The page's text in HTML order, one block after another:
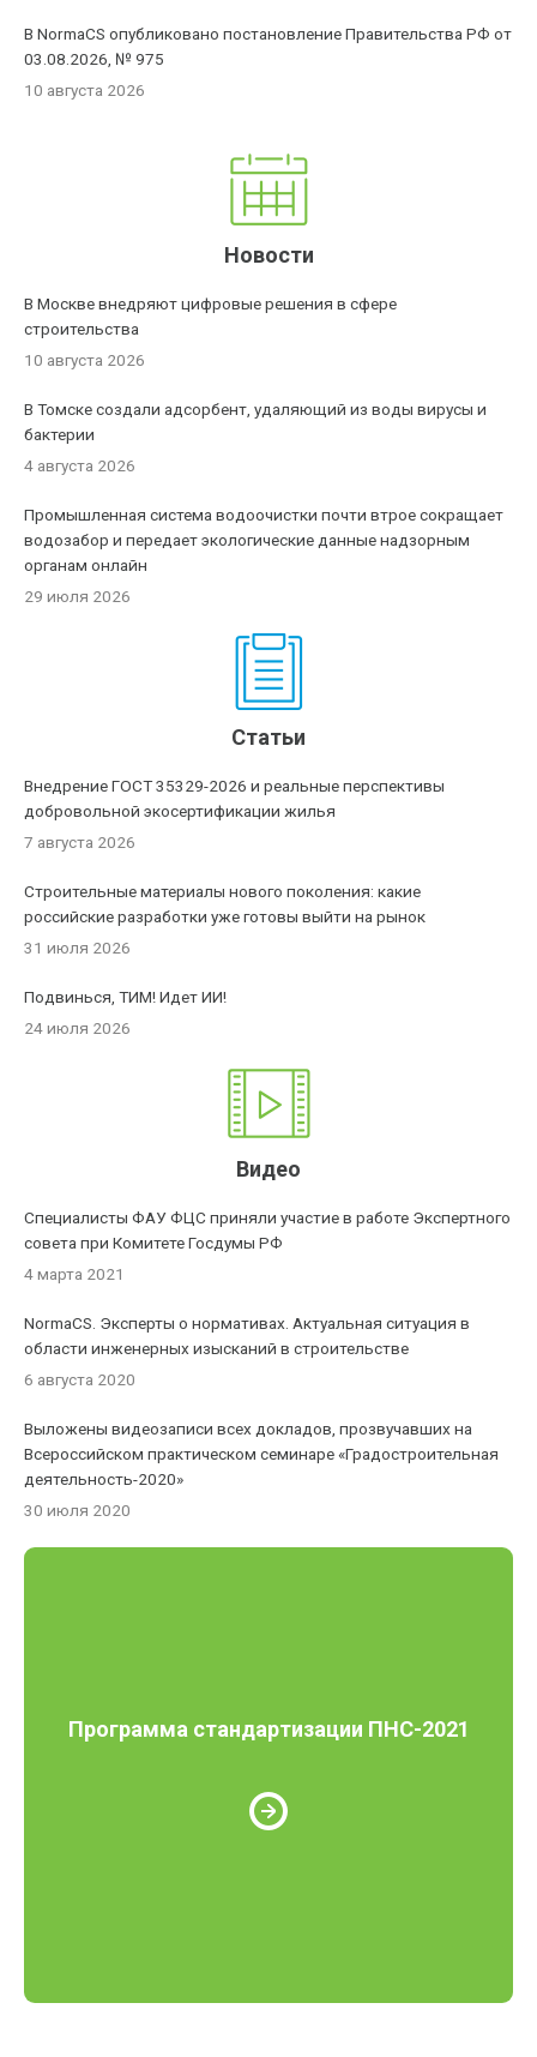
В NormaCS опубликовано постановление Правительства РФ от
03.08.2026, № 975
10 августа 2026
Новости
В Москве внедряют цифровые решения в сфере
строительства
10 августа 2026
В Томске создали адсорбент, удаляющий из воды вирусы и
бактерии
4 августа 2026
Промышленная система водоочистки почти втрое сокращает
водозабор и передает экологические данные надзорным
органам онлайн
29 июля 2026
Статьи
Внедрение ГОСТ 35329-2026 и реальные перспективы
добровольной экосертификации жилья
7 августа 2026
Строительные материалы нового поколения: какие
российские разработки уже готовы выйти на рынок
31 июля 2026
Подвинься, ТИМ! Идет ИИ!
24 июля 2026
Видео
Специалисты ФАУ ФЦС приняли участие в работе Экспертного
совета при Комитете Госдумы РФ
4 марта 2021
NormaCS. Эксперты о нормативах. Актуальная ситуация в
области инженерных изысканий в строительстве
6 августа 2020
Выложены видеозаписи всех докладов, прозвучавших на
Всероссийском практическом семинаре «Градостроительная
деятельность-2020»
30 июля 2020
Программа стандартизации ПНС-2021